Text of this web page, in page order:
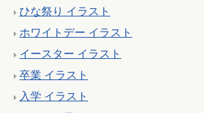
ひな祭り イラスト
ホワイトデー イラスト
イースター イラスト
卒業 イラスト
入学 イラスト